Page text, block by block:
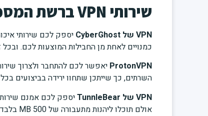
שירותי VPN ברשת המספקים שירות חינם
VPN של CyberGhost
כמנויים לאחת מן החבילות המוצעות לכם. ובכל זאת, 45 ימי התנסות בשירות איכותי – לא
ProtonVPN
השרתים, כך שייתכן שתחוו ירידה בביצועים
VPN של TunnleBear
יספק לכם אמנם
אולם תוכלו ליהנות מתעבורה של 500 MB בלבד בחודש, מה שהופך את השירות הזה לפחות ריאלי במונחים של היום.